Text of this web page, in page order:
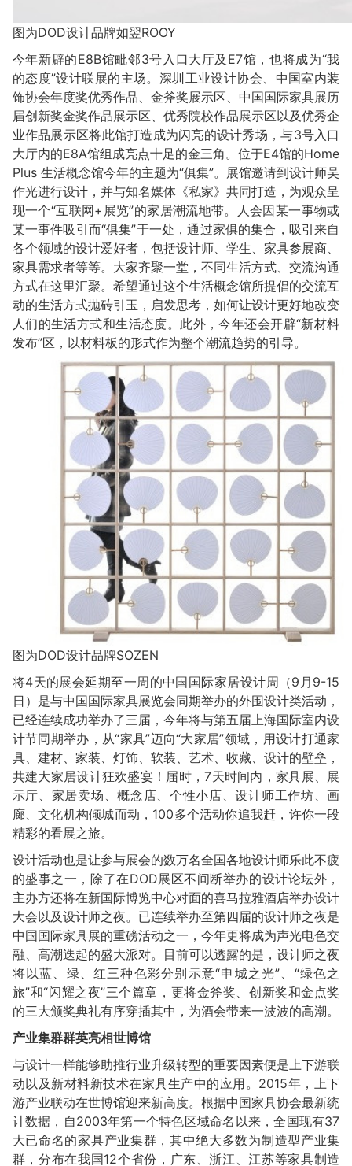
图为DOD设计品牌如翌ROOY
今年新辟的E8B馆毗邻3号入口大厅及E7馆，也将成为“我
的态度”设计联展的主场。深圳工业设计协会、中国室内装
饰协会年度奖优秀作品、金斧奖展示区、中国国际家具展历
届创新奖金奖作品展示区、优秀院校作品展示区以及优秀企
业作品展示区将此馆打造成为闪亮的设计秀场，与3号入口
大厅内的E8A馆组成亮点十足的金三角。位于E4馆的Home
Plus 生活概念馆今年的主题为“俱集”。展馆邀请到设计师吴
作光进行设计，并与知名媒体《私家》共同打造，为观众呈
现一个“互联网+展览”的家居潮流地带。人会因某一事物或
某一事件吸引而“俱集”于一处，通过家俱的集合，吸引来自
各个领域的设计爱好者，包括设计师、学生、家具参展商、
家具需求者等等。大家齐聚一堂，不同生活方式、交流沟通
方式在这里汇聚。希望通过这个生活概念馆所提倡的交流互
动的生活方式抛砖引玉，启发思考，如何让设计更好地改变
人们的生活方式和生活态度。此外，今年还会开辟“新材料
发布”区，以材料板的形式作为整个潮流趋势的引导。
图为DOD设计品牌SOZEN
将4天的展会延期至一周的中国国际家居设计周（9月9-15
日）是与中国国际家具展览会同期举办的外围设计类活动，
已经连续成功举办了三届，今年将与第五届上海国际室内设
计节同期举办，从“家具”迈向“大家居”领域，用设计打通家
具、建材、家装、灯饰、软装、艺术、收藏、设计的壁垒，
共建大家居设计狂欢盛宴！届时，7天时间内，家具展、展
示厅、家居卖场、概念店、个性小店、设计师工作坊、画
廊、文化机构倾城而动，100多个活动你追我赶，许你一段
精彩的看展之旅。
设计活动也是让参与展会的数万名全国各地设计师乐此不疲
的盛事之一，除了在DOD展区不间断举办的设计论坛外，
主办方还将在新国际博览中心对面的喜马拉雅酒店举办设计
大会以及设计师之夜。已连续举办至第四届的设计师之夜是
中国国际家具展的重磅活动之一，今年更将成为声光电色交
融、高潮迭起的盛大派对。目前可以透露的是，设计师之夜
将以蓝、绿、红三种色彩分别示意“申城之光”、“绿色之
旅”和“闪耀之夜”三个篇章，更将金斧奖、创新奖和金点奖
的三大颁奖典礼有序穿插其中，为酒会带来一波波的高潮。
产业集群群英亮相世博馆
与设计一样能够助推行业升级转型的重要因素便是上下游联
动以及新材料新技术在家具生产中的应用。2015年，上下
游产业联动在世博馆迎来新高度。根据中国家具协会最新统
计数据，自2003年第一个特色区域命名以来，全国现有37
大已命名的家具产业集群，其中绝大多数为制造型产业集
群，分布在我国12个省份，广东、浙江、江苏等家具制造